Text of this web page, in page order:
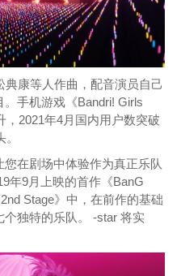
典康等人作曲，配音演员自己
手机游戏《Bandri! Girls
，2021年4月国内用户数突破
您在剧场中体验作为真正乐队
年9月上映的首作《BanG
Stage》中，在前作的基础
个独特的乐队。 -star 将实